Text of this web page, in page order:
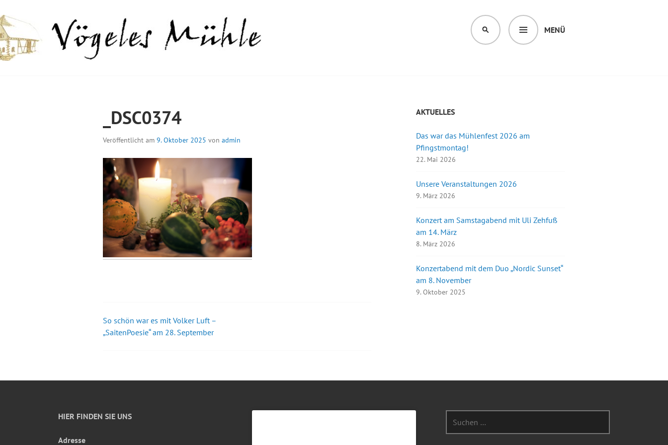
zum
Inhalt
MENÜ
SUCHEN
_DSC0374
Veröffentlicht am 9. Oktober 2025 von admin
Beitrags-
So schön war es mit Volker Luft –
„SaitenPoesie“ am 28. September
AKTUELLES
Das war das Mühlenfest 2026 am
Pfingstmontag!
22. Mai 2026
Unsere Veranstaltungen 2026
9. März 2026
Konzert am Samstagabend mit Uli Zehfuß
am 14. März
8. März 2026
Konzertabend mit dem Duo „Nordic Sunset“
am 8. November
9. Oktober 2025
HIER FINDEN SIE UNS
Adresse
nach: